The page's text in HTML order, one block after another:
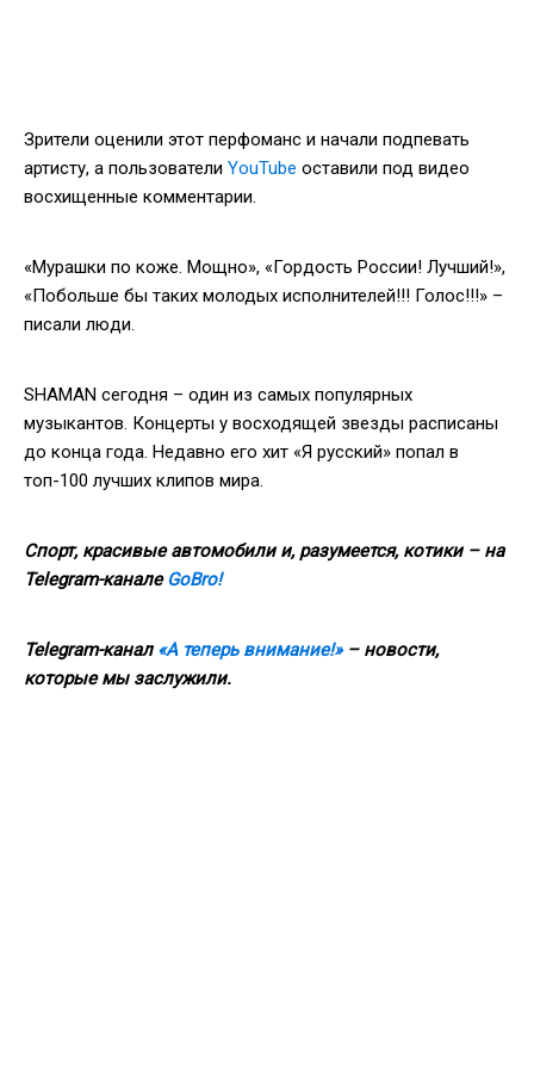
Зрители оценили этот перфоманс и начали подпевать
артисту, а пользователи YouTube оставили под видео
восхищенные комментарии.
«Мурашки по коже. Мощно», «Гордость России! Лучший!»,
«Побольше бы таких молодых исполнителей!!! Голос!!!» –
писали люди.
SHAMAN сегодня – один из самых популярных
музыкантов. Концерты у восходящей звезды расписаны
до конца года. Недавно его хит «Я русский» попал в
топ-100 лучших клипов мира.
Спорт, красивые автомобили и, разумеется, котики – на
Telegram-канале GoBro!
Telegram-канал «А теперь внимание!»– новости,
которые мы заслужили.